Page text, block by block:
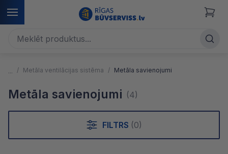
Metāla ventilācijas sistēma Metāla savienojumi
Metāla savienojumi (4)
FILTRS (0)